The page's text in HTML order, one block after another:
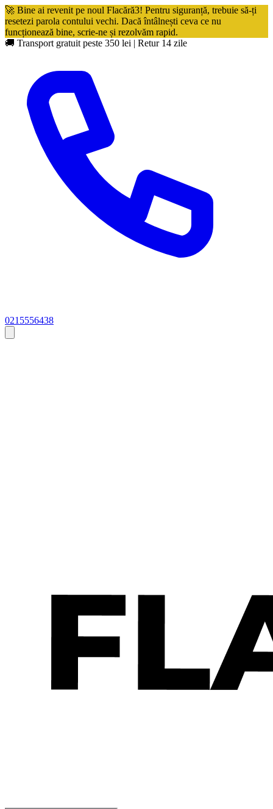
🚀 Bine ai revenit pe noul Flacără3! Pentru siguranță, trebuie să-ți
resetezi parola contului vechi. Dacă întâlnești ceva ce nu
funcționează bine, scrie-ne și rezolvăm rapid.
🚚 Transport gratuit peste 350 lei | Retur 14 zile
0215556438